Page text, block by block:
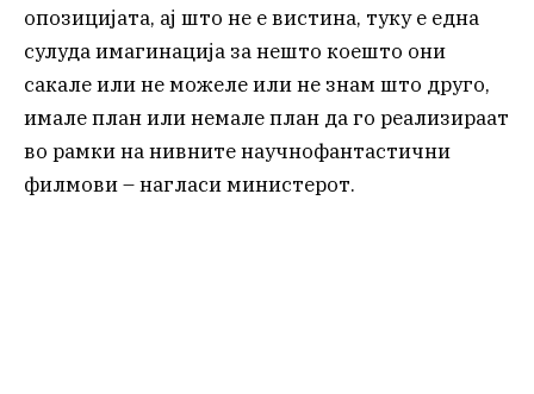
опозицијата, ај што не е вистина, туку е една
сулуда имагинација за нешто коешто они
сакале или не можеле или не знам што друго,
имале план или немале план да го реализираат
во рамки на нивните научнофантастични
филмови – нагласи министерот.